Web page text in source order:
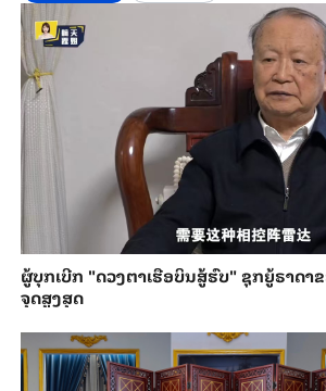
ຜູ້ບຸກເບີກ "ດວງຕາເຮືອບິນສູ້ຮົບ" ຊຸກຍູ້ຣາດາຂອງຈີນກ້າວຂ້າມສອງ
ຈຸດສູງສຸດ